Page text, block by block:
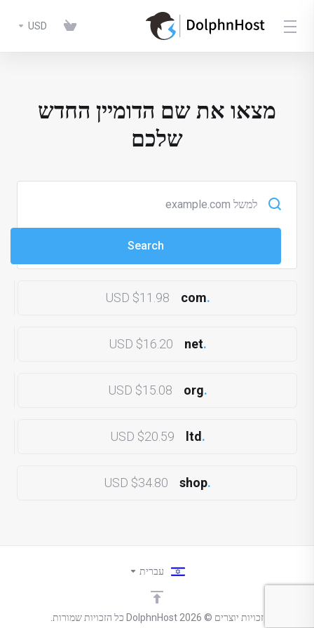
USD
מצאו את שם הדומיין החדש
שלכם
.
com
$11.98 USD
.
net
$16.20 USD
.
org
$15.08 USD
.
ltd
$20.59 USD
.
shop
$34.80 USD
זכויות יוצרים © 2026 DolphnHost כל הזכויות שמורות.
עברית